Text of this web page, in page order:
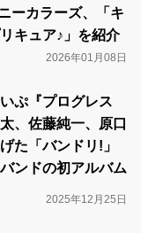
ーカラーズ、「キ
キュア♪」を紹介
2026年01月08日
ぷ『プログレス
、佐藤純一、原口
た「バンドリ!」
ンドの初アルバム
2025年12月25日